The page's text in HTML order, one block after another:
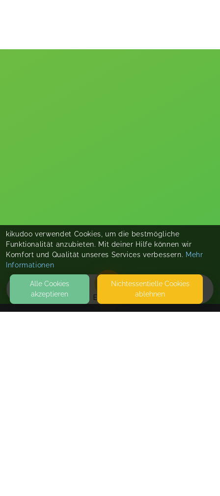
EVENTS
kikudoo verwendet Cookies, um die bestmögliche
Funktionalität anzubieten. Mit deiner Hilfe können wir
Komfort und Qualität unseres Services verbessern. Mehr
Informationen
Alle Cookies
akzeptieren
Nicht­essentielle Cookies
ablehnen